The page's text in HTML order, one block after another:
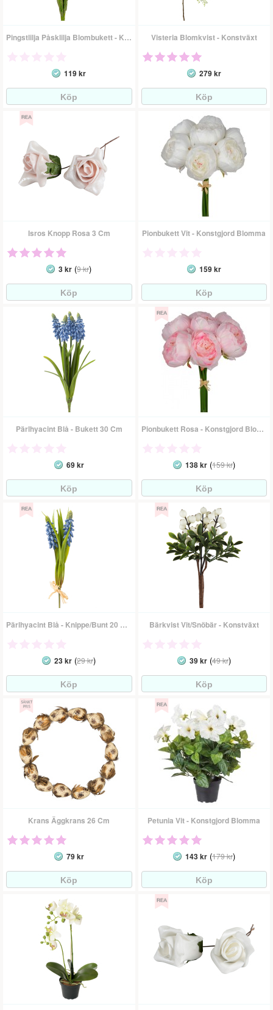
Pingstlilja Påsklilja Blombukett - Konstväxt
119 kr
Visteria Blomkvist - Konstväxt
279 kr
Isros Knopp Rosa 3 Cm
3 kr (9 kr)
Pionbukett Vit - Konstgjord Blomma
159 kr
Pärlhyacint Blå - Bukett 30 Cm
69 kr
Pionbukett Rosa - Konstgjord Blomma
138 kr(159 kr)
Pärlhyacint Blå - Knippe/Bunt 20 Cm
23 kr (29 kr)
Bärkvist Vit/Snöbär - Konstväxt
39 kr(49 kr)
Krans Äggkrans 26 Cm
79 kr
Petunia Vit - Konstgjord Blomma
143 kr(179 kr)